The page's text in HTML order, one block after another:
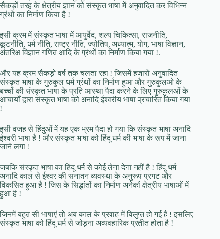
सैकड़ों तरह के क्षेत्रीय ज्ञान को संस्कृत भाषा में अनुवादित कर विभिन्न
ग्रंथों का निर्माण किया है !
इसी क्रम में संस्कृत भाषा में आयुर्वेद, शल्य चिकित्सा, राजनीति,
कूटनीति, धर्म नीति, राष्ट्र नीति, ज्योतिष, अध्यात्म, योग, भाषा विज्ञान,
अंतरिक्ष विज्ञान गणित आदि के ग्रंथों का निर्माण किया गया !.
और यह क्रम सैकड़ों वर्ष तक चलता रहा ! जिसमें हजारों अनुवादित
संस्कृत भाषा के गुरुकुल धर्म ग्रंथों का निर्माण हुआ और गुरुकुलओ के
बच्चों की संस्कृत भाषा के प्रति आस्था पैदा करने के लिए गुरुकुलओं के
आचार्यों द्वारा संस्कृत भाषा को अनादि ईश्वरीय भाषा प्रचारित किया गया
!
इसी वजह से हिंदुओं में यह एक भ्रम पैदा हो गया कि संस्कृत भाषा अनादि
ईश्वरी भाषा है ! और संस्कृत भाषा को हिंदू धर्म की भाषा के रूप में जाना
जाने लगा !
जबकि संस्कृत भाषा का हिंदू धर्म से कोई लेना देना नहीं है ! हिंदू धर्म
अनादि काल से ईश्वर की सनातन व्यवस्था के अनुरूप प्रगट और
विकसित हुआ है ! जिस के सिद्धांतों का निर्माण अनेकों क्षेत्रीय भाषाओं में
हुआ है !
जिनमें बहुत सी भाषाएं तो अब काल के प्रवाह में विलुप्त हो गई हैं ! इसलिए
संस्कृत भाषा को हिंदू धर्म से जोड़ना अव्यवहारिक प्रतीत होता है !